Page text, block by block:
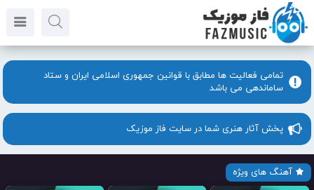
تمامی فعالیت ها مطابق با قوانین جمهوری اسلامی ایران و ستاد
ساماندهی می باشد
پخش آثار هنری شما در سایت فاز موزیک
آهنگ های ویژه